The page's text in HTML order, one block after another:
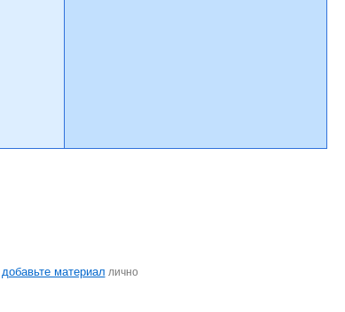
добавьте материал лично